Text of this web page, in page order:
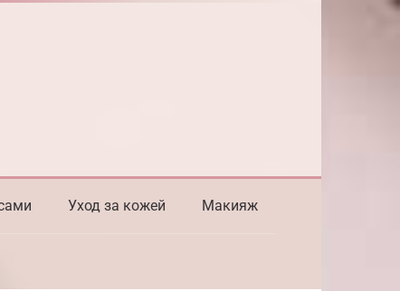
Уход за кожей Макияж